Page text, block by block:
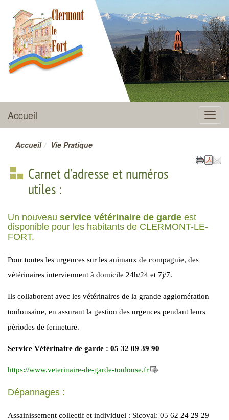
CLERMONT-LE-FORT
Menu
Accueil
Accueil Vie Pratique
Carnet d’adresse et numéros
utiles :
Un nouveau service vétérinaire de garde est
disponible pour les habitants de CLERMONT-LE-
FORT.
Pour toutes les urgences sur les animaux de compagnie, des
vétérinaires interviennent à domicile 24h/24 et 7j/7.
Ils collaborent avec les vétérinaires de la grande agglomération
toulousaine, en assurant la gestion des urgences pendant leurs
périodes de fermeture.
Service Vétérinaire de garde : 05 32 09 39 90
https://www.veterinaire-de-garde-toulouse.fr
Dépannages :
Assainissement collectif et individuel : Sicoval: 05 62 24 29 29